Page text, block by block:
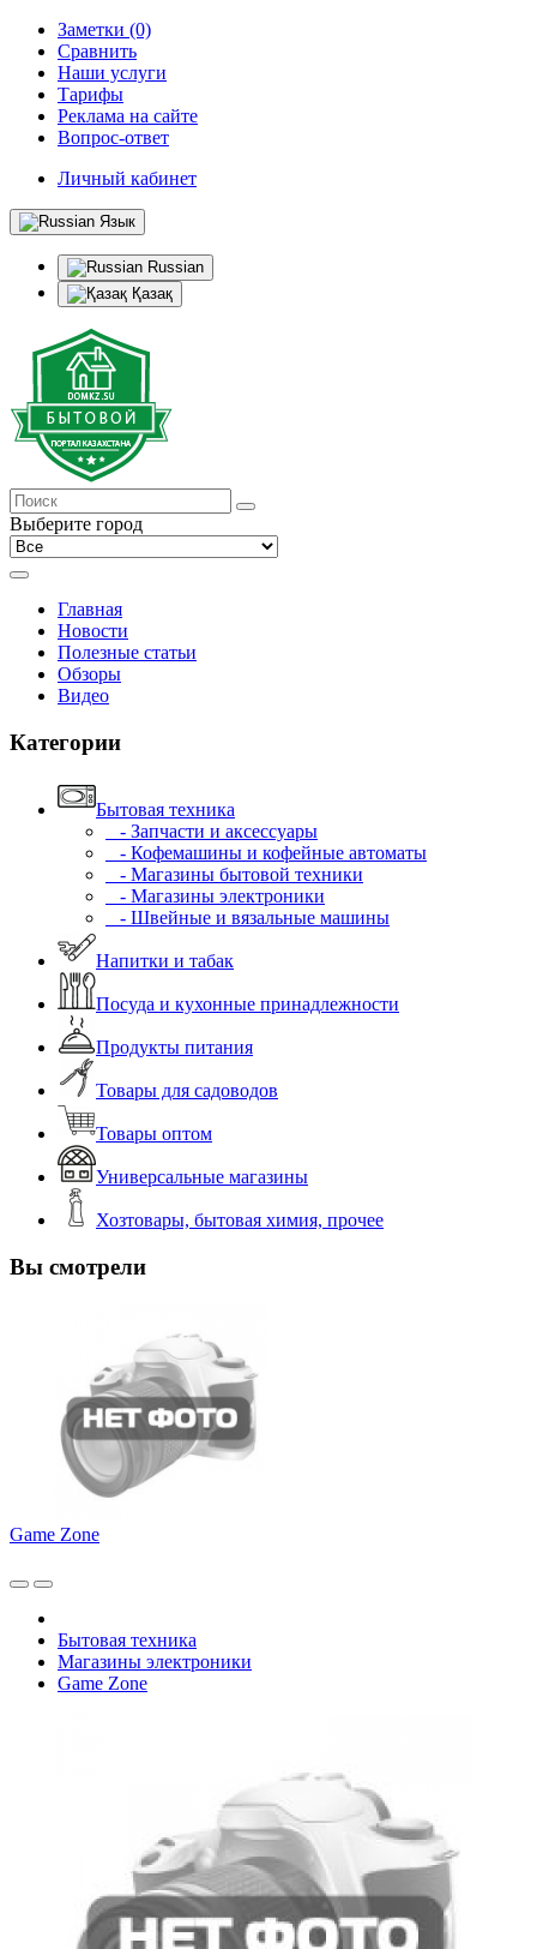
Заметки (0)
Сравнить
Наши услуги
Тарифы
Реклама на сайте
Вопрос-ответ
Личный кабинет
Язык
Russian
Қазақ
Выберите город
Главная
Новости
Полезные статьи
Обзоры
Видео
Категории
Бытовая техника
- Запчасти и аксессуары
- Кофемашины и кофейные автоматы
- Магазины бытовой техники
- Магазины электроники
- Швейные и вязальные машины
Напитки и табак
Посуда и кухонные принадлежности
Продукты питания
Товары для садоводов
Товары оптом
Универсальные магазины
Хозтовары, бытовая химия, прочее
Вы смотрели
Game Zone
Бытовая техника
Магазины электроники
Game Zone